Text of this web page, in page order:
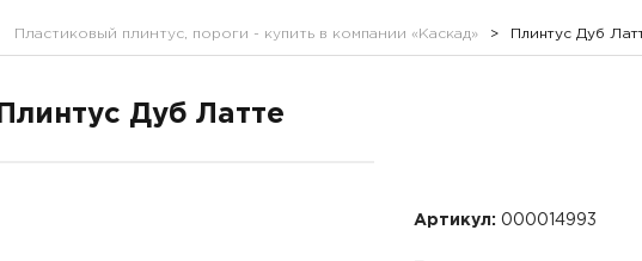
Пластиковый плинтус, пороги - купить в компании «Каскад» > Плинтус Дуб
Плинтус Дуб Латте
Артикул: 000014993